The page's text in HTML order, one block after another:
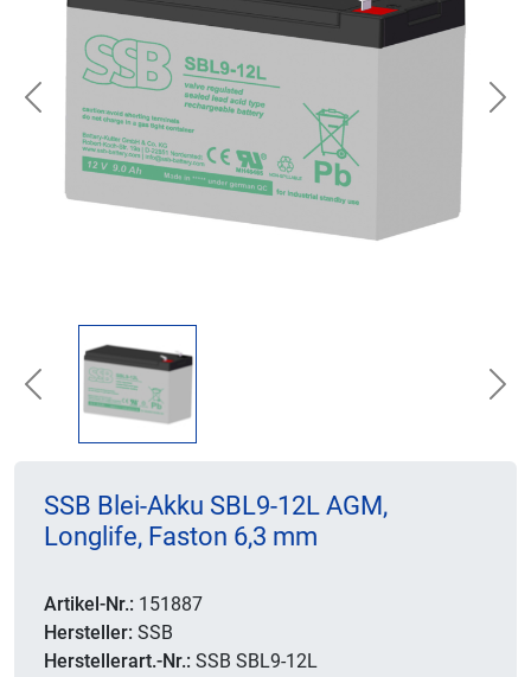
Previous
Previous
SSB Blei-Akku SBL9-12L AGM,
Longlife, Faston 6,3 mm
Artikel-Nr.: 151887
Hersteller: SSB
Herstellerart.-Nr.: SSB SBL9-12L